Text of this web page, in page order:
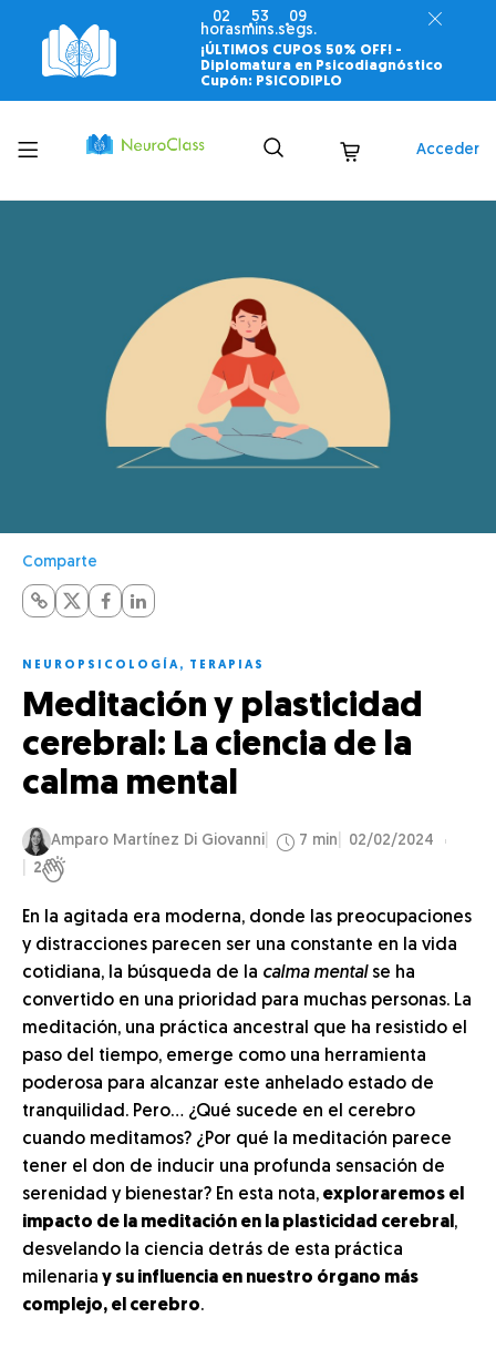
02
horas
53
mins.
07
segs.
¡ÚLTIMOS CUPOS 50% OFF! -
Diplomatura en Psicodiagnóstico
Cupón: PSICODIPLO
Toggle
menu
Acceder
Comparte
NEUROPSICOLOGÍA, TERAPIAS
Meditación y plasticidad
cerebral: La ciencia de la
calma mental
Amparo Martínez Di Giovanni 7 min
02/02/2024
2
En la agitada era moderna, donde las preocupaciones
y distracciones parecen ser una constante en la vida
cotidiana, la búsqueda de la calma mentalse ha
convertido en una prioridad para muchas personas. La
meditación, una práctica ancestral que ha resistido el
paso del tiempo, emerge como una herramienta
poderosa para alcanzar este anhelado estado de
tranquilidad. Pero… ¿Qué sucede en el cerebro
cuando meditamos? ¿Por qué la meditación parece
tener el don de inducir una profunda sensación de
serenidad y bienestar? En esta nota, exploraremos el
impacto de la meditación en la plasticidad cerebral ,
desvelando la ciencia detrás de esta práctica
milenaria y su influencia en nuestro órgano más
complejo, el cerebro.